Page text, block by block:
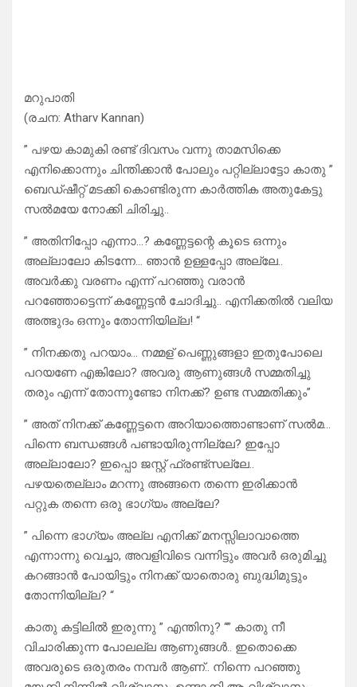
മറുപാതി
(രചന: Atharv Kannan)
” പഴയ കാമുകി രണ്ട് ദിവസം വന്നു താമസിക്കെ
എനിക്കൊന്നും ചിന്തിക്കാൻ പോലും പറ്റില്ലാട്ടോ കാതു ”
ബെഡ്ഷീറ്റ് മടക്കി കൊണ്ടിരുന്ന കാർത്തിക അതുകേട്ടു
സൽമയേ നോക്കി ചിരിച്ചു..
” അതിനിപ്പോ എന്നാ…? കണ്ണേട്ടന്റെ കൂടെ ഒന്നും
അല്ലാലോ കിടന്നേ… ഞാൻ ഉള്ളപ്പോ അല്ലേ..
അവർക്കു വരണം എന്ന് പറഞ്ഞു വരാൻ
പറഞ്ഞോട്ടെന്ന് കണ്ണേട്ടൻ ചോദിച്ചു.. എനിക്കതിൽ വലിയ
അത്ഭുദം ഒന്നും തോന്നിയില്ല! “
” നിനക്കതു പറയാം… നമ്മള് പെണ്ണുങ്ങളാ ഇതുപോലെ
പറയണേ എങ്കിലോ? അവരു ആണുങ്ങൾ സമ്മതിച്ചു
തരും എന്ന് തോന്നുണ്ടോ നിനക്ക്? ഉണ്ട സമ്മതിക്കും”
” അത് നിനക്ക് കണ്ണേട്ടനെ അറിയാത്തൊണ്ടാണ് സൽമ…
പിന്നെ ബന്ധങ്ങൾ പണ്ടായിരുന്നില്ലേ? ഇപ്പോ
അല്ലാലോ? ഇപ്പൊ ജസ്റ്റ്‌ ഫ്രണ്ട്സല്ലേ..
പഴയതെല്ലാം മറന്നു അങ്ങനെ തന്നെ ഇരിക്കാൻ
പറ്റുക തന്നെ ഒരു ഭാഗ്യം അല്ലേ?
” പിന്നെ ഭാഗ്യം അല്ല എനിക്ക് മനസ്സിലാവാത്തെ
എന്നാന്നു വെച്ചാ, അവളിവിടെ വന്നിട്ടും അവർ ഒരുമിച്ചു
കറങ്ങാൻ പോയിട്ടും നിനക്ക് യാതൊരു ബുദ്ധിമുട്ടും
തോന്നിയില്ല? “
കാതു കട്ടിലിൽ ഇരുന്നു ” എന്തിനു? “” കാതു നീ
വിചാരിക്കുന്ന പോലല്ല ആണുങ്ങൾ.. ഇതൊക്കെ
അവരുടെ ഒരുതരം നമ്പർ ആണ്.. നിന്നെ പറഞ്ഞു